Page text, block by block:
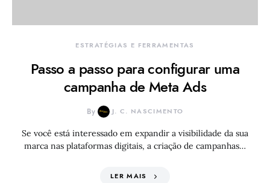
ESTRATÉGIAS E FERRAMENTAS
Passo a passo para configurar uma
campanha de Meta Ads
By J. C. NASCIMENTO
Se você está interessado em expandir a visibilidade da sua
marca nas plataformas digitais, a criação de campanhas…
LER MAIS